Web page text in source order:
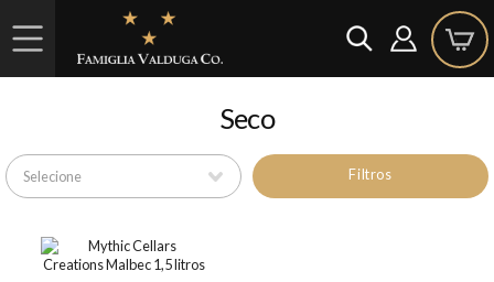
Seco
Filtros